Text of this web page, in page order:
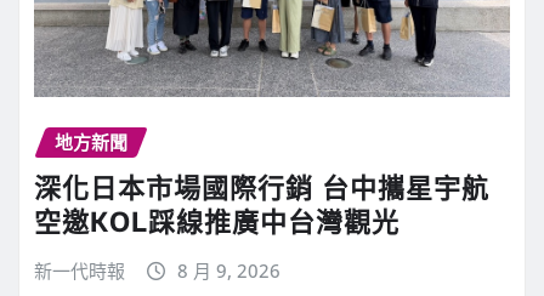
地方新聞
深化日本市場國際行銷 台中攜星宇航
空邀KOL踩線推廣中台灣觀光
新一代時報 8 月 9, 2026